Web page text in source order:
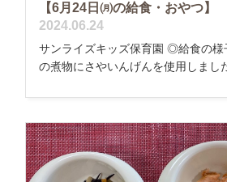
【6月24日㈪の給食・おやつ】
2024.06.24
サンライズキッズ保育園 ◎給食の様
の煮物にさやいんげんを使用しまし